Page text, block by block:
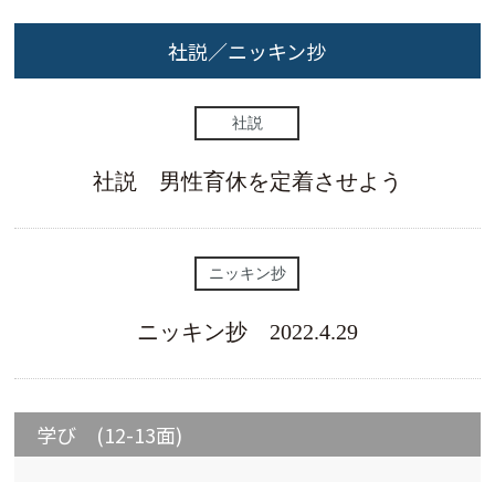
社説／ニッキン抄
社説
社説 男性育休を定着させよう
ニッキン抄
ニッキン抄 2022.4.29
学び (12-13面)